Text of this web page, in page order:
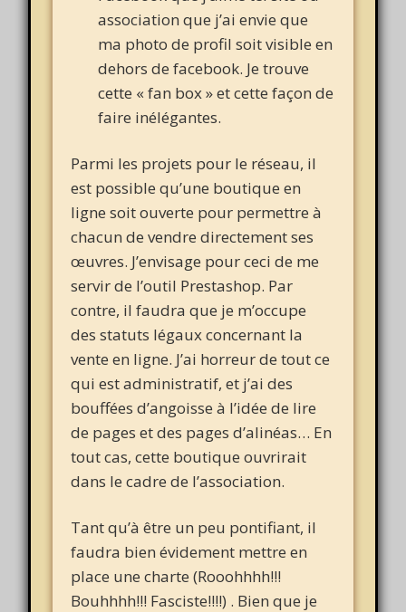
association que j’ai envie que
ma photo de profil soit visible en
dehors de facebook. Je trouve
cette « fan box » et cette façon de
faire inélégantes.
Parmi les projets pour le réseau, il
est possible qu’une boutique en
ligne soit ouverte pour permettre à
chacun de vendre directement ses
œuvres. J’envisage pour ceci de me
servir de l’outil Prestashop. Par
contre, il faudra que je m’occupe
des statuts légaux concernant la
vente en ligne. J’ai horreur de tout ce
qui est administratif, et j’ai des
bouffées d’angoisse à l’idée de lire
de pages et des pages d’alinéas… En
tout cas, cette boutique ouvrirait
dans le cadre de l’association.
Tant qu’à être un peu pontifiant, il
faudra bien évidement mettre en
place une charte (Rooohhhh!!!
Bouhhhh!!! Fasciste!!!!) . Bien que je